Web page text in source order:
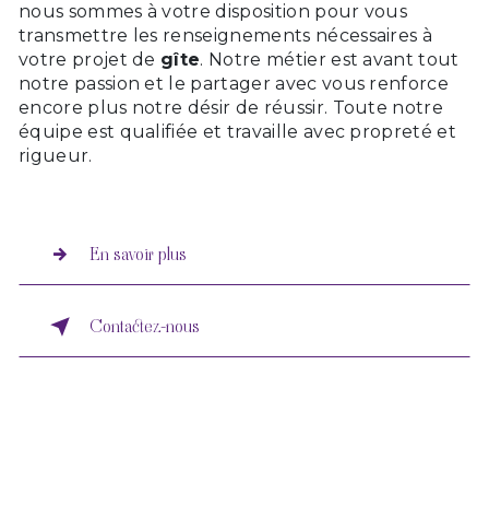
nous sommes à votre disposition pour vous
transmettre les renseignements nécessaires à
votre projet de gîte. Notre métier est avant tout
notre passion et le partager avec vous renforce
encore plus notre désir de réussir. Toute notre
équipe est qualifiée et travaille avec propreté et
rigueur.
En savoir plus
Contactez-nous